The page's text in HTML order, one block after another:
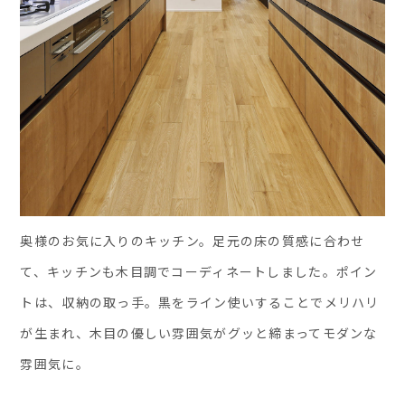
奥様のお気に入りのキッチン。足元の床の質感に合わせ
て、キッチンも木目調でコーディネートしました。ポイン
トは、収納の取っ手。黒をライン使いすることでメリハリ
が生まれ、木目の優しい雰囲気がグッと締まってモダンな
雰囲気に。